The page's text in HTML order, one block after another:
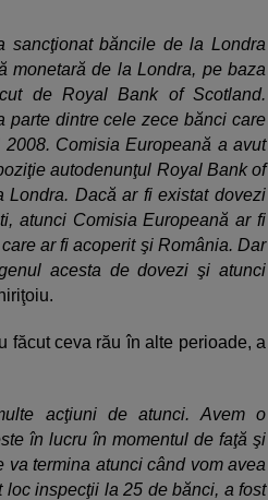
băncile de la Londra
monetară de la Londra, pe baza
de Royal Bank of Scotland.
parte dintre cele zece bănci care
Comisia Europeană a avut
autodenunţul Royal Bank of
Dacă ar fi existat dovezi
atunci Comisia Europeană ar fi
ar fi acoperit şi România. Dar
acesta de dovezi şi atunci
făcut ceva rău în alte perioade, a
acţiuni de atunci. Avem o
în lucru în momentul de faţă şi
va termina atunci când vom avea
inspecţii la 25 de bănci, a fost